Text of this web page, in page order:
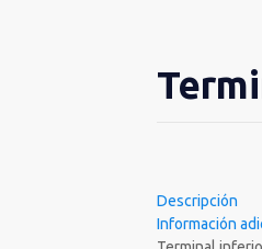
Descripción
Información